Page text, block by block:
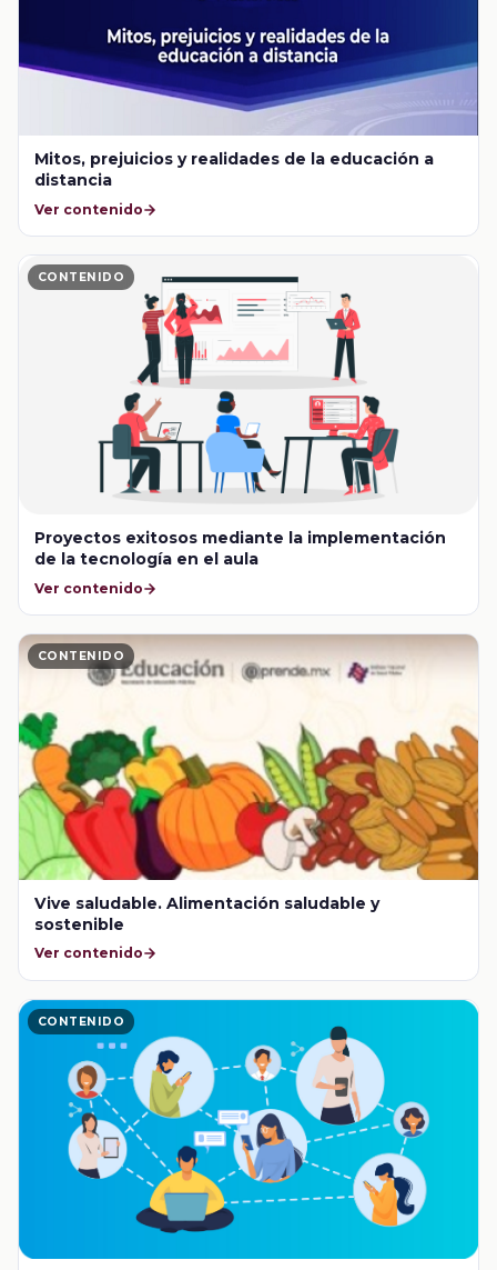
Mitos, prejuicios y realidades de la educación a
distancia
Ver contenido
CONTENIDO
Proyectos exitosos mediante la implementación
de la tecnología en el aula
Ver contenido
CONTENIDO
Vive saludable. Alimentación saludable y
sostenible
Ver contenido
CONTENIDO